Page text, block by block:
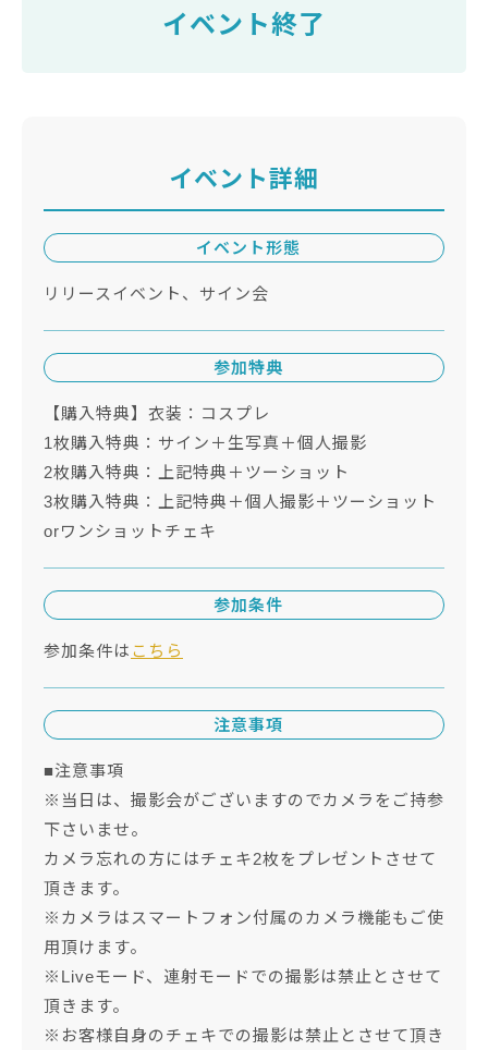
イベント終了
イベント詳細
イベント形態
リリースイベント、サイン会
参加特典
【購入特典】衣装：コスプレ
1枚購入特典：サイン＋生写真＋個人撮影
2枚購入特典：上記特典＋ツーショット
3枚購入特典：上記特典＋個人撮影＋ツーショット
orワンショットチェキ
参加条件
参加条件は こちら
注意事項
■注意事項
※当日は、撮影会がございますのでカメラをご持参
下さいませ。
カメラ忘れの方にはチェキ2枚をプレゼントさせて
頂きます。
※カメラはスマートフォン付属のカメラ機能もご使
用頂けます。
※Liveモード、連射モードでの撮影は禁止とさせて
頂きます。
※お客様自身のチェキでの撮影は禁止とさせて頂き